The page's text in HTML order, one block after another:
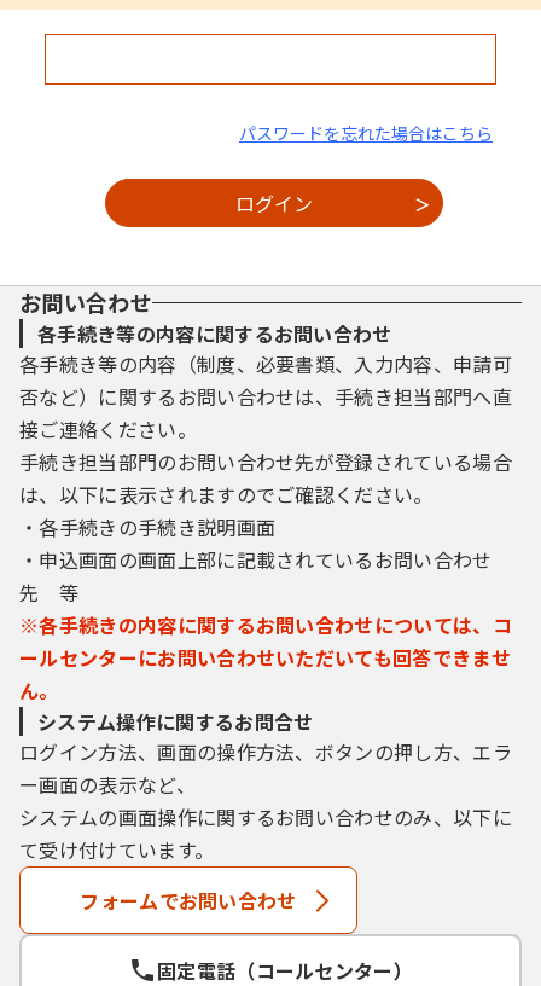
パスワードを忘れた場合はこちら
お問い合わせ
各手続き等の内容に関するお問い合わせ
各手続き等の内容（制度、必要書類、入力内容、申請可
否など）に関するお問い合わせは、手続き担当部門へ直
接ご連絡ください。
手続き担当部門のお問い合わせ先が登録されている場合
は、以下に表示されますのでご確認ください。
・各手続きの手続き説明画面
・申込画面の画面上部に記載されているお問い合わせ
先 等
※各手続きの内容に関するお問い合わせについては、コ
ールセンターにお問い合わせいただいても回答できませ
ん。
システム操作に関するお問合せ
ログイン方法、画面の操作方法、ボタンの押し方、エラ
ー画面の表示など、
システムの画面操作に関するお問い合わせのみ、以下に
て受け付けています。
フォームでお問い合わせ
固定電話（コールセンター）